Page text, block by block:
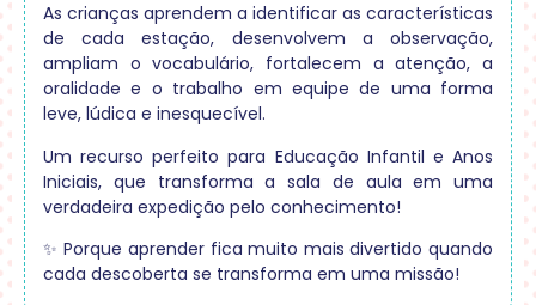
As crianças aprendem a identificar as características
de cada estação, desenvolvem a observação,
ampliam o vocabulário, fortalecem a atenção, a
oralidade e o trabalho em equipe de uma forma
leve, lúdica e inesquecível.
Um recurso perfeito para Educação Infantil e Anos
Iniciais, que transforma a sala de aula em uma
verdadeira expedição pelo conhecimento!
✨ Porque aprender fica muito mais divertido quando
cada descoberta se transforma em uma missão!